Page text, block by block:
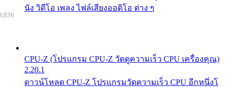
นัง วิดีโอ เพลง ไฟล์เสียงออดิโอ ต่าง ๆ
CPU-Z (โปรแกรม CPU-Z วัดดูความเร็ว CPU เครื่องคุณ)
2.20.1
ดาวน์โหลด CPU-Z โปรแกรมวัดความเร็ว CPU อีกหนึ่งโ